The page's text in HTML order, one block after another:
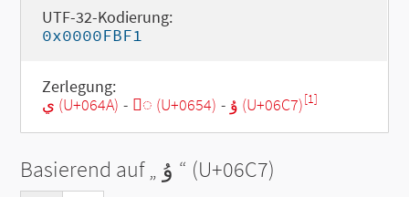
UTF-32-Kodierung:
0x0000FBF1
Zerlegung:
ي (U+064A) - ◌ٔ (U+0654) - ۇ (U+06C7)[1]
Basierend auf „ ۇ “ (U+06C7)